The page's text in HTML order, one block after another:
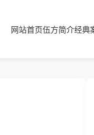
网站首页伍方简介经典